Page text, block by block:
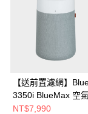
由本公司與您本人進
3.完整用戶服務條款
【送前置濾網】
3350i BlueMax 空氣
淨機
NT$7,990